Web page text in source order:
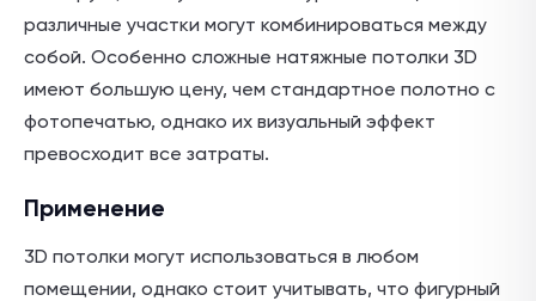
различные участки могут комбинироваться между
собой. Особенно сложные натяжные потолки 3D
имеют большую цену, чем стандартное полотно с
фотопечатью, однако их визуальный эффект
превосходит все затраты.
Применение
3D потолки могут использоваться в любом
помещении, однако стоит учитывать, что фигурный